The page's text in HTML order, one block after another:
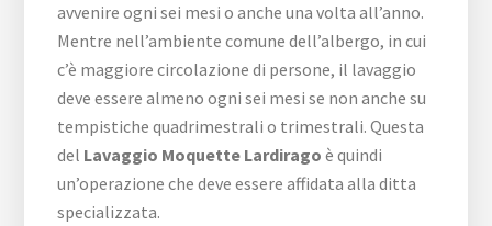
avvenire ogni sei mesi o anche una volta all’anno.
Mentre nell’ambiente comune dell’albergo, in cui
c’è maggiore circolazione di persone, il lavaggio
deve essere almeno ogni sei mesi se non anche su
tempistiche quadrimestrali o trimestrali. Questa
del Lavaggio Moquette Lardirago è quindi
un’operazione che deve essere affidata alla ditta
specializzata.